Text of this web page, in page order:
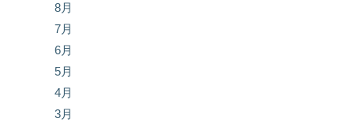
8月
7月
6月
5月
4月
3月